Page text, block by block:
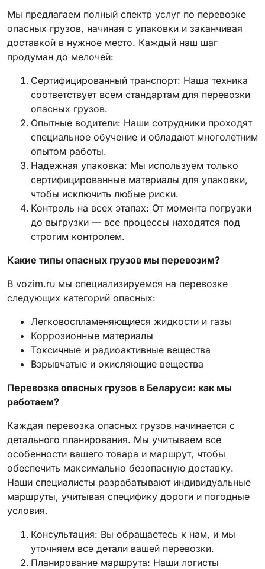
Мы предлагаем полный спектр услуг по перевозке
опасных грузов, начиная с упаковки и заканчивая
доставкой в нужное место. Каждый наш шаг
продуман до мелочей:
Сертифицированный транспорт: Наша техника
соответствует всем стандартам для перевозки
опасных грузов.
Опытные водители: Наши сотрудники проходят
специальное обучение и обладают многолетним
опытом работы.
Надежная упаковка: Мы используем только
сертифицированные материалы для упаковки,
чтобы исключить любые риски.
Контроль на всех этапах: От момента погрузки
до выгрузки — все процессы находятся под
строгим контролем.
Какие типы опасных грузов мы перевозим?
В vozim.ru мы специализируемся на перевозке
следующих категорий опасных:
Легковоспламеняющиеся жидкости и газы
Коррозионные материалы
Токсичные и радиоактивные вещества
Взрывчатые и окисляющие вещества
Перевозка опасных грузов в Беларуси: как мы
работаем?
Каждая перевозка опасных грузов начинается с
детального планирования. Мы учитываем все
особенности вашего товара и маршрут, чтобы
обеспечить максимально безопасную доставку.
Наши специалисты разрабатывают индивидуальные
маршруты, учитывая специфику дороги и погодные
условия.
Консультация: Вы обращаетесь к нам, и мы
уточняем все детали вашей перевозки.
Планирование маршрута: Наши логисты